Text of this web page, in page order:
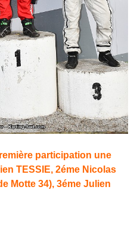
participation une
TESSIE, 2éme Nicolas
Motte 34), 3éme Julien